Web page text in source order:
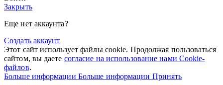
Закрыть
Еще нет аккаунта?
Создать аккаунт
Этот сайт использует файлы cookie. Продолжая пользоваться
сайтом, вы даете согласие на использование нами Cookie-
файлов.
Больше информации Больше информации Принять